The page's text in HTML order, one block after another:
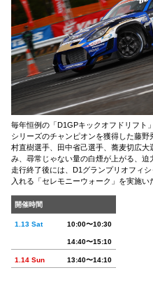
毎年恒例の「D1GPキックオフドリフト
シリーズのチャンピオンを獲得した藤
村直樹選手、田中省己選手、蕎麦切広
み、尋常じゃない量の白煙が上がる、迫
走行終了後には、D1グランプリオフィ
入れる「セレモニーウォーク」を実施い
開催時間
1.13 Sat 10:00〜10:30
14:40〜15:10
1.14 Sun 13:40〜14:10